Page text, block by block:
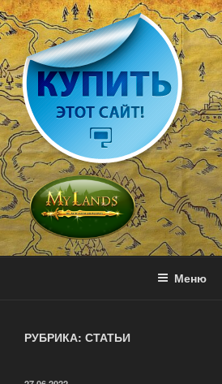
Перейти
к
содержимому
MY LANDS
Игра с выводом денег — онлайн
Меню
РУБРИКА: СТАТЬИ